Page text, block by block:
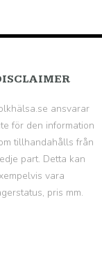
ansvarar
för den information
tillhandahålls från
part. Detta kan
vara
pris mm.